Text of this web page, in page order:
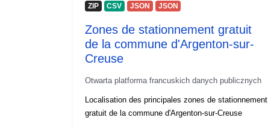
ZIP CSV JSON JSON
Zones de stationnement gratuit
de la commune d'Argenton-sur-
Creuse
Otwarta platforma francuskich danych publicznych
Localisation des principales zones de stationnement
gratuit de la commune d'Argenton-sur-Creuse